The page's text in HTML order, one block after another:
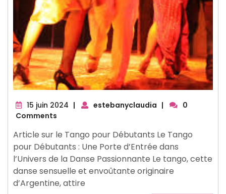
15 juin 2024 15| estebanyclaudia |
0
Comments
Article sur le Tango pour Débutants Le Tango
pour Débutants : Une Porte d’Entrée dans
l’Univers de la Danse Passionnante Le tango, cette
danse sensuelle et envoûtante originaire
d’Argentine, attire